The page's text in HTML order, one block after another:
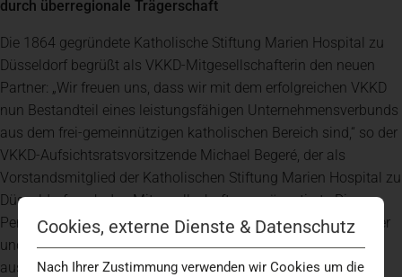
durch überregionale Trägerschaft
Die 1864 gegründete Katholische Stiftung Marien Hospital zu
Düsseldorf begrüßt als VKKD-Mitgesellschafterin den neuen
Partner: „Wir freuen uns, dass wir mit dem erfolgreichen VKKD
nun Bestandteil eines leistungsfähigen Unternehmensverbunds
aus dem frei-gemeinnützigen katholischen Bereich sind,“ so der
VKKD-Aufsichtsratsvorsitzende Michael Begeré, der als
Vorstandsmitglied der Katholischen Stiftung Marien Hospital zu
Düsseldorf auch den Mitgesellschafter repräsentiert: „Die
Perspektiven der Franziskus Stiftung als überregionaler Träger
und des in Düsseldorf tief verwurzelten VKKD mit seinen
ausgeprägten medizinischen Schwerpunkten sind eine ideale
Cookies, externe Dienste & Datenschutz
Nach Ihrer Zustimmung verwenden wir Cookies um die